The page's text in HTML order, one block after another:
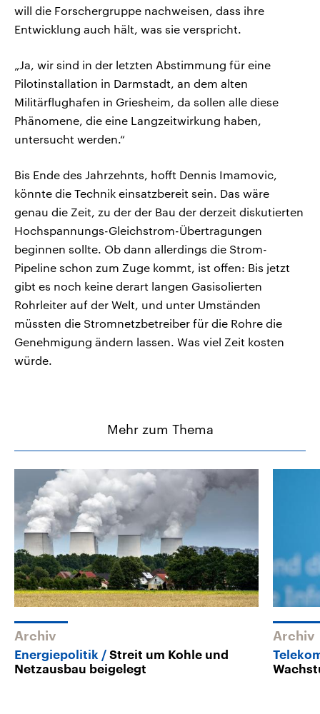
will die Forschergruppe nachweisen, dass ihre
Entwicklung auch hält, was sie verspricht.
„Ja, wir sind in der letzten Abstimmung für eine
Pilotinstallation in Darmstadt, an dem alten
Militärflughafen in Griesheim, da sollen alle diese
Phänomene, die eine Langzeitwirkung haben,
untersucht werden.“
Bis Ende des Jahrzehnts, hofft Dennis Imamovic,
könnte die Technik einsatzbereit sein. Das wäre
genau die Zeit, zu der der Bau der derzeit diskutierten
Hochspannungs-Gleichstrom-Übertragungen
beginnen sollte. Ob dann allerdings die Strom-
Pipeline schon zum Zuge kommt, ist offen: Bis jetzt
gibt es noch keine derart langen Gasisolierten
Rohrleiter auf der Welt, und unter Umständen
müssten die Stromnetzbetreiber für die Rohre die
Genehmigung ändern lassen. Was viel Zeit kosten
würde.
Mehr zum Thema
Archiv
Energiepolitik
Streit um Kohle und
Netzausbau beigelegt
Archiv